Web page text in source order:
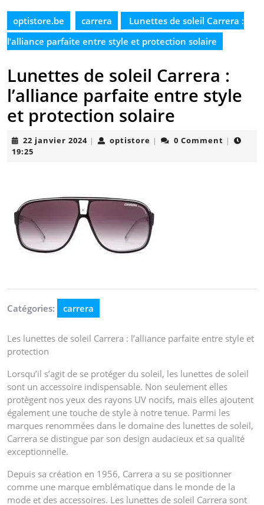
optistore.be carrera
Lunettes de soleil Carrera :
l’alliance parfaite entre style et protection solaire
Lunettes de soleil Carrera :
l’alliance parfaite entre style
et protection solaire
22 janvier 202422| optistore optistore
| 0 Comment |
19:25
Catégories: carrera
Les lunettes de soleil Carrera : l’alliance parfaite entre style et
protection
Lorsqu’il s’agit de se protéger du soleil, les lunettes de soleil
sont un accessoire indispensable. Non seulement elles
protègent nos yeux des rayons UV nocifs, mais elles ajoutent
également une touche de style à notre tenue. Parmi les
marques renommées dans le domaine des lunettes de soleil,
Carrera se distingue par son design audacieux et sa qualité
exceptionnelle.
Depuis sa création en 1956, Carrera a su se positionner
comme une marque emblématique dans le monde de la
mode et des accessoires. Les lunettes de soleil Carrera sont